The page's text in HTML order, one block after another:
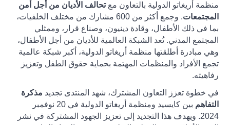
منظمة أريغاتو الدولية بالتعاون معتحالف الأديان من أجل أمن
المجتمعات
. وجمع أكثر من 600 مشارك من مختلف الخلفيات،
بما في ذلك الأطفال، وقادة دينيون، وصناع قرار، وممثلي
المجتمع المدني. تُعد الشبكة العالمية للأديان من أجل الأطفال،
وهي مبادرة أطلقتها منظمة أريغاتو الدولية، أكبر شبكة عالمية
تجمع الأفراد والمنظمات المهتمة بحماية حقوق الطفل وتعزيز
رفاهيته.
في خطوة تعزز التعاون المشترك، شهد المنتدى تجديد مذكرة
التفاهم
بين كايسيد ومنظمة أريغاتو الدولية في 20 نوفمبر
2024. ويهدف هذا التجديد إلى تعزيز الجهود المشتركة في نشر